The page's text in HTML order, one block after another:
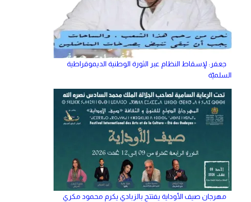
جعفر: لإسقاط النظام عبر الثورة الوطنية الديموقراطية
السلميّة
مهرجان صيف الأوداية يفتتح بالزبادي يكرم محمود مكري